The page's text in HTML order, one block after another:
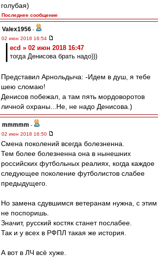
голубая)
Последнее сообщение
Valex1956 -
02 июн 2018 16:54
ecd » 02 июн 2018 16:47
тогда Денисова брать надо)))
Представил Арнольдыча: -Идем в душ, я тебе
шею сломаю!
Денисов побежал, а там пять мордоворотов
личной охраны...Не, не надо Денисова.)
mmmmm -
02 июн 2018 16:50
Смена поколений всегда болезненна.
Тем более болезненна она в нынешних
российских футбольных реалиях, когда каждое
следующее поколение футболистов слабее
предыдущего.
Но замена сдувшимся ветеранам нужна, с этим
не поспоришь.
Значит, русский костяк станет послабее.
Так и у всех в РФПЛ такая же история.
А вот в ЛЧ всё хуже.